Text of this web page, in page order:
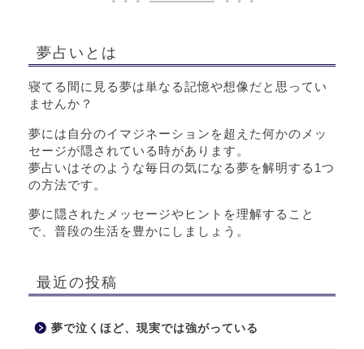
夢占いとは
寝てる間に見る夢は単なる記憶や想像だと思ってい
ませんか？
夢には自分のイマジネーションを超えた何かのメッ
セージが隠されている時があります。
夢占いはそのような毎日の気になる夢を解明する1つ
の方法です。
夢に隠されたメッセージやヒントを理解すること
で、普段の生活を豊かにしましょう。
最近の投稿
夢で泣くほど、現実では強がっている